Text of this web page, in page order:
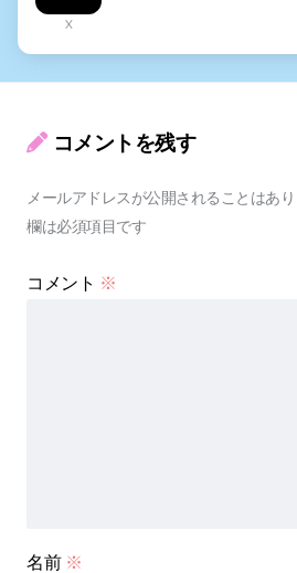
X
コメントを残す
メールアドレスが公開されることはあり
欄は必須項目です
コメント ※
名前 ※